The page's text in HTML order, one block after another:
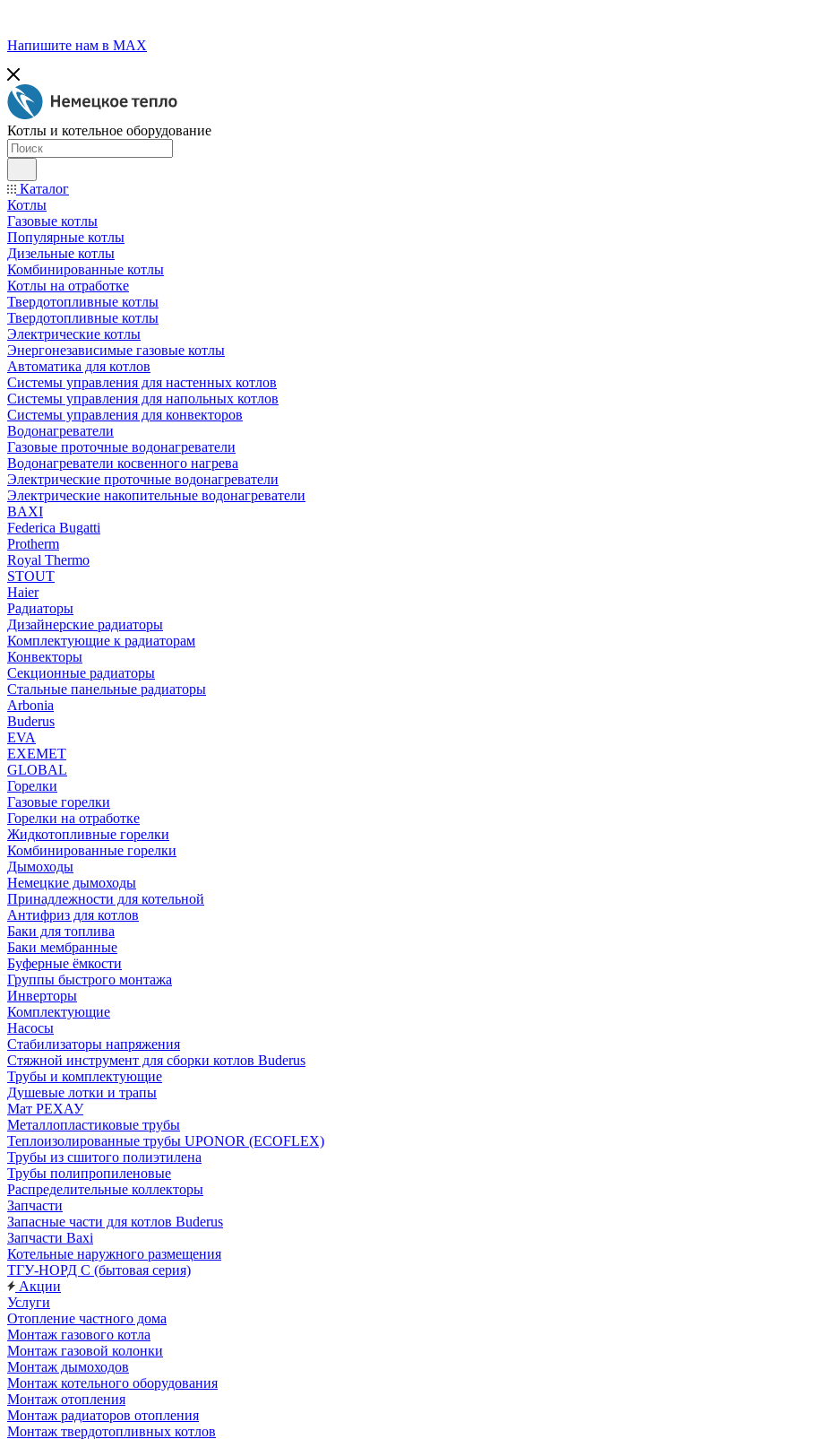
Напишите нам в МАХ
Котлы и котельное оборудование
Каталог
Котлы
Газовые котлы
Популярные котлы
Дизельные котлы
Комбинированные котлы
Котлы на отработке
Твердотопливные котлы
Твердотопливные котлы
Электрические котлы
Энергонезависимые газовые котлы
Автоматика для котлов
Системы управления для настенных котлов
Системы управления для напольных котлов
Системы управления для конвекторов
Водонагреватели
Газовые проточные водонагреватели
Водонагреватели косвенного нагрева
Электрические проточные водонагреватели
Электрические накопительные водонагреватели
BAXI
Federica Bugatti
Protherm
Royal Thermo
STOUT
Haier
Радиаторы
Дизайнерские радиаторы
Комплектующие к радиаторам
Конвекторы
Секционные радиаторы
Стальные панельные радиаторы
Arbonia
Buderus
EVA
EXEMET
GLOBAL
Горелки
Газовые горелки
Горелки на отработке
Жидкотопливные горелки
Комбинированные горелки
Дымоходы
Немецкие дымоходы
Принадлежности для котельной
Антифриз для котлов
Баки для топлива
Баки мембранные
Буферные ёмкости
Группы быстрого монтажа
Инверторы
Комплектующие
Насосы
Стабилизаторы напряжения
Стяжной инструмент для сборки котлов Buderus
Трубы и комплектующие
Душевые лотки и трапы
Мат РЕХАУ
Металлопластиковые трубы
Теплоизолированные трубы UPONOR (ECOFLEX)
Трубы из сшитого полиэтилена
Трубы полипропиленовые
Распределительные коллекторы
Запчасти
Запасные части для котлов Buderus
Запчасти Baxi
Котельные наружного размещения
ТГУ-НОРД С (бытовая серия)
Акции
Услуги
Отопление частного дома
Монтаж газового котла
Монтаж газовой колонки
Монтаж дымоходов
Монтаж котельного оборудования
Монтаж отопления
Монтаж радиаторов отопления
Монтаж твердотопливных котлов